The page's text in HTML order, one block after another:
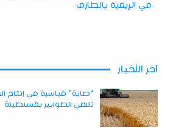
في الريغية بالطارف
آخر الأخبار
تنهي الطوابير بقسنطينة